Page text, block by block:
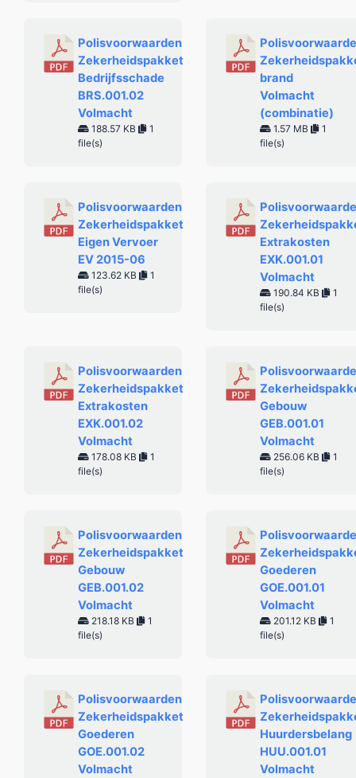
Polisvoorwaarden
Zekerheidspakket
Bedrijfsschade
BRS.001.02
Volmacht
188.57 KB
1
file(s)
brand
Volmacht
(combinatie)
1.57 MB
1
file(s)
Polisvoorwaarden
Zekerheidspakket
Eigen Vervoer
EV 2015-06
123.62 KB
1
file(s)
Extrakosten
EXK.001.01
Volmacht
190.84 KB
1
file(s)
Polisvoorwaarden
Zekerheidspakket
Extrakosten
EXK.001.02
Volmacht
178.08 KB
1
file(s)
Gebouw
GEB.001.01
Volmacht
256.06 KB
1
file(s)
Polisvoorwaarden
Zekerheidspakket
Gebouw
GEB.001.02
Volmacht
218.18 KB
1
file(s)
Goederen
GOE.001.01
Volmacht
201.12 KB
1
file(s)
Polisvoorwaarden
Zekerheidspakket
Goederen
GOE.001.02
Volmacht
Huurdersbelang
HUU.001.01
Volmacht